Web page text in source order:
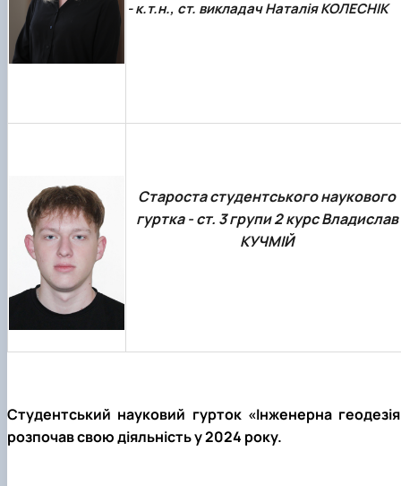
- к.т.н., ст. викладач Наталія КОЛЕСНІК
Староста студентського наукового
гуртка - ст. 3 групи 2 курс Владислав
КУЧМІЙ
Студентський науковий гурток «Інженерна
розпочав свою діяльність у 2024 року.